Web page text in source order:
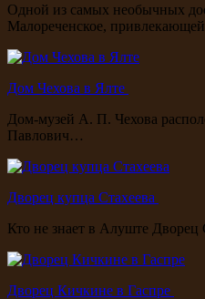
Одной из самых необычных
Малореченское,
Дом Чехова в Ялте
Дом-музей А. П. Чехова
Павлович…
Дворец купца Стахеева
Кто не знает в Алуште
Дворец Кичкине в Гаспре